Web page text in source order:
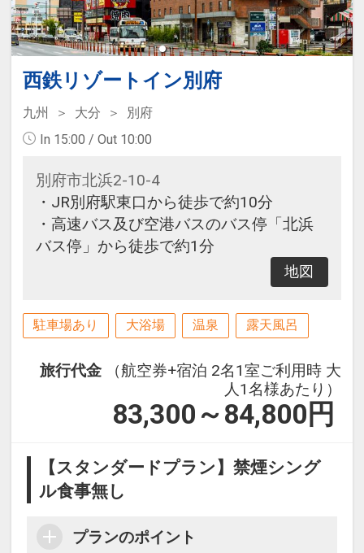
西鉄リゾートイン別府
九州 大分
別府
In 15:00 / Out 10:00
別府市北浜2-10-4
・JR別府駅東口から徒歩で約10分
・高速バス及び空港バスのバス停「北浜
バス停」から徒歩で約1分
地図
駐車場あり 大浴場 温泉 露天風呂
旅行代金
（航空券+宿泊 2名1室ご利用時 大
人1名様あたり）
83,300～84,800 円
【スタンダードプラン】禁煙シング
ル食事無し
プランのポイント